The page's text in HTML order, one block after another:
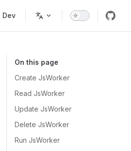
Dev
On this page
Create JsWorker
Read JsWorker
Update JsWorker
Delete JsWorker
Run JsWorker